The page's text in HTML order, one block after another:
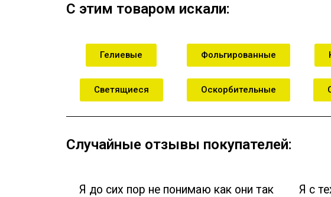
С этим товаром искали:
Гелиевые
Светящиеся
Фольгированные
Оскорбительные
Случайные отзывы покупателей:
Я до сих пор не понимаю как они так
Я с